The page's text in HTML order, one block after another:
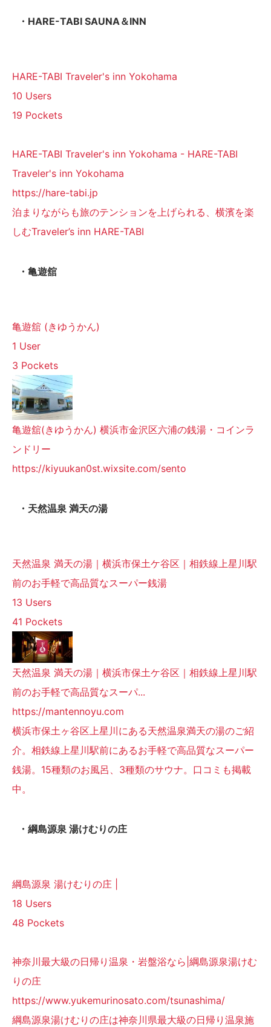
・HARE-TABI SAUNA＆INN
HARE-TABI Traveler's inn Yokohama
10 Users
19 Pockets
HARE-TABI Traveler's inn Yokohama - HARE-TABI
Traveler's inn Yokohama
https://hare-tabi.jp
泊まりながらも旅のテンションを上げられる、横濱を楽
しむTraveler’s inn HARE-TABI
・亀遊舘
亀遊舘 (きゆうかん)
1 User
3 Pockets
亀遊舘(きゆうかん) 横浜市金沢区六浦の銭湯・コインラ
ンドリー
https://kiyuukan0st.wixsite.com/sento
・天然温泉 満天の湯
天然温泉 満天の湯｜横浜市保土ケ谷区｜相鉄線上星川駅
前のお手軽で高品質なスーパー銭湯
13 Users
41 Pockets
天然温泉 満天の湯｜横浜市保土ケ谷区｜相鉄線上星川駅
前のお手軽で高品質なスーパ...
https://mantennoyu.com
横浜市保土ヶ谷区上星川にある天然温泉満天の湯のご紹
介。相鉄線上星川駅前にあるお手軽で高品質なスーパー
銭湯。15種類のお風呂、3種類のサウナ。口コミも掲載
中。
・綱島源泉 湯けむりの庄
綱島源泉 湯けむりの庄 |
18 Users
48 Pockets
神奈川最大級の日帰り温泉・岩盤浴なら|綱島源泉湯けむ
りの庄
https://www.yukemurinosato.com/tsunashima/
綱島源泉湯けむりの庄は神奈川県最大級の日帰り温泉施